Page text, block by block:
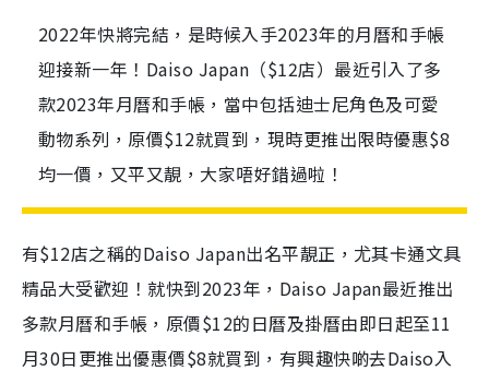
2022年快將完結，是時候入手2023年的月曆和手帳
迎接新一年！Daiso Japan（$12店）最近引入了多
款2023年月曆和手帳，當中包括迪士尼角色及可愛
動物系列，原價$12就買到，現時更推出限時優惠$8
均一價，又平又靚，大家唔好錯過啦！
有$12店之稱的Daiso Japan出名平靚正，尤其卡通文具
精品大受歡迎！就快到2023年，Daiso Japan最近推出
多款月曆和手帳，原價$12的日曆及掛曆由即日起至11
月30日更推出優惠價$8就買到，有興趣快啲去Daiso入